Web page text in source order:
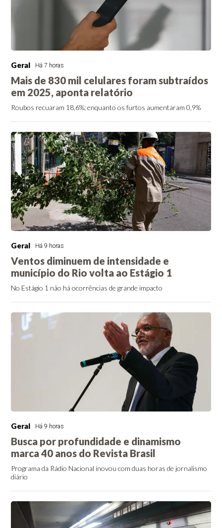
Geral Há 7 horas
Mais de 830 mil celulares foram subtraídos
em 2025, aponta relatório
Roubos recuaram 18,6%; enquanto os furtos aumentaram 0,9%
Geral Há 9 horas
Ventos diminuem de intensidade e
município do Rio volta ao Estágio 1
No Estágio 1 não há ocorrências de grande impacto
Geral Há 9 horas
Busca por profundidade e dinamismo
marca 40 anos do Revista Brasil
Programa da Rádio Nacional inovou com duas horas de jornalismo
diário